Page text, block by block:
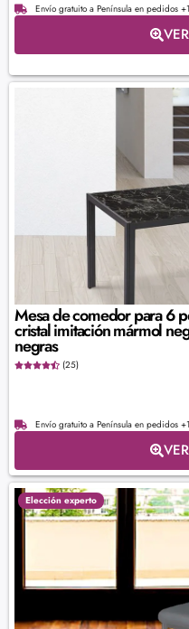
Envío gratuito a Península en pedidos
Mesa de comedor para 6
cristal imitación mármol
negras
(25)
Envío gratuito a Península en pedidos
Elección experto